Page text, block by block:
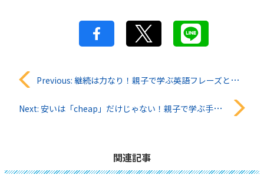
投
稿
Previous: 継続は力なり！親子で学ぶ英語フレーズと実践法
Next: 安いは「cheap」だけじゃない！親子で学ぶ手ごろ価格の英語表現
関連記事